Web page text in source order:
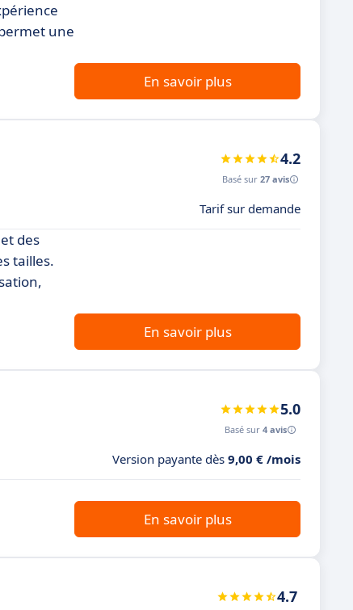
une
En savoir plus
4.2
Basé sur 27 avis
Tarif sur demande
des
tailles.
En savoir plus
5.0
Basé sur 4 avis
Version payante dès 9,00 € /mois
En savoir plus
4.7